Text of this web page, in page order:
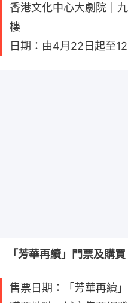
香港文化中心大劇院｜
樓
日期：由4月22日起至
「芳華再續」門票及購
售票日期：「芳華再續